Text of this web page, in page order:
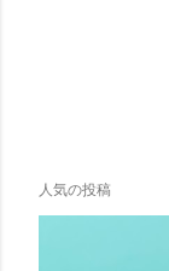
人気の投稿